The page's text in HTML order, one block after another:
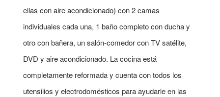
ellas con aire acondicionado) con 2 camas
individuales cada una, 1 baño completo con ducha y
otro con bañera, un salón-comedor con TV satélite,
DVD y aire acondicionado. La cocina está
completamente reformada y cuenta con todos los
utensilios y electrodomésticos para ayudarle en las